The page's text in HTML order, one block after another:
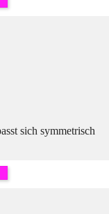
sich symmetrisch